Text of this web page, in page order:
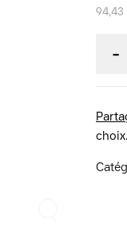
94,43
-
choix.